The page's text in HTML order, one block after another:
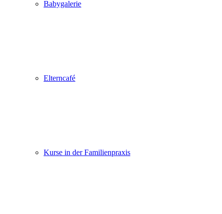
Babygalerie
Elterncafé
Kurse in der Familienpraxis